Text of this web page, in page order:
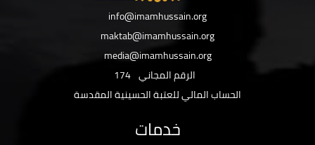
info@imamhussain.org
maktab@imamhussain.org
media@imamhussain.org
الرقم المجاني 174
الحساب المالي للعتبة الحسينية المقدسة
خدمات